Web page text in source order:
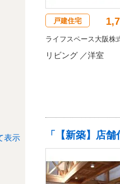
戸建住宅
ライフスペース大阪株
リビング ／洋室
「【新築】店舗